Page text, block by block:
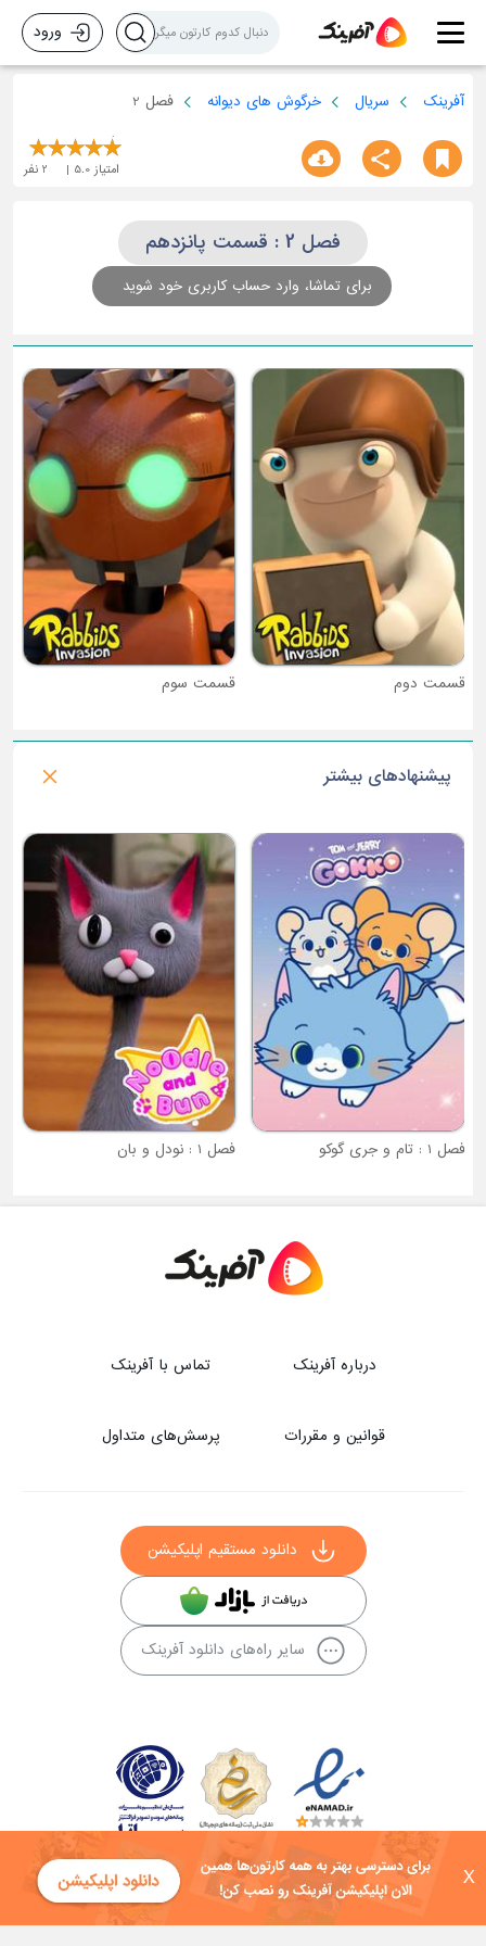
X
ورود
آفرینک سریال خرگوش های دیوانه فصل 2
امتیاز 5.0
2 نفر
فصل 2 : قسمت پانزدهم
برای تماشا، وارد حساب کاربری خود شوید
قسمت دوم قسمت سوم
پیشنهادهای بیشتر
فصل 1 : تام و جری گوکو فصل 1 : نودل و بان
درباره آفرینک تماس با آفرینک
قوانین و مقررات پرسش‌های متداول
دانلود مستقیم اپلیکیشن
سایر راه‌های دانلود آفرینک
کلیه حقوق این سایت به شرکت توسعه فناوی هفت آسمان توکان تعلق دارد و